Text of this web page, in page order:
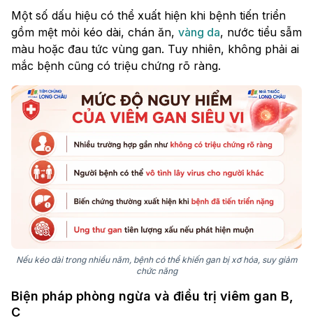
Một số dấu hiệu có thể xuất hiện khi bệnh tiến triển
gồm mệt mỏi kéo dài, chán ăn, vàng da, nước tiểu sẫm
màu hoặc đau tức vùng gan. Tuy nhiên, không phải ai
mắc bệnh cũng có triệu chứng rõ ràng.
Nếu kéo dài trong nhiều năm, bệnh có thể khiến gan bị xơ hóa, suy giảm
chức năng
Biện pháp phòng ngừa và điều trị viêm gan B,
C